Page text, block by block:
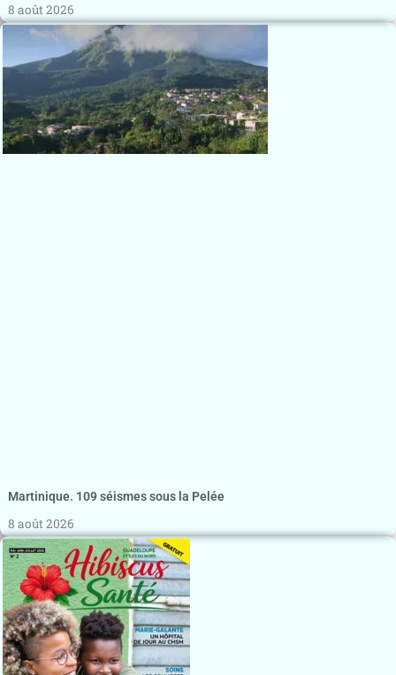
8 août 2026
Martinique. 109 séismes sous la Pelée
8 août 2026